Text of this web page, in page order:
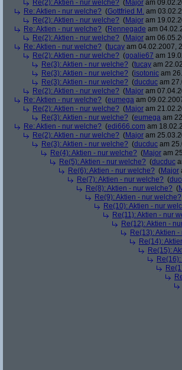
Re(2): Aktien - nur welche? (Major am
Re: Aktien - nur welche? (Gottfried M. am
Re(2): Aktien - nur welche? (Major am
Re: Aktien - nur welche? (Rennegade am
Re(2): Aktien - nur welche? (Major am
Re: Aktien - nur welche? (tucay am 04.02.2007,
Re(2): Aktien - nur welche? (goalie67 am
Re(3): Aktien - nur welche? (tucay am
Re(3): Aktien - nur welche? (isotonic am
Re(3): Aktien - nur welche? (ducduc am
Re(2): Aktien - nur welche? (Major am
Re: Aktien - nur welche? (eumega am
Re(2): Aktien - nur welche? (Major am
Re(3): Aktien - nur welche? (eumega am
Re: Aktien - nur welche? (edi666.com am
Re(2): Aktien - nur welche? (Major am
Re(3): Aktien - nur welche? (ducduc am
Re(4): Aktien - nur welche? (Major am
Re(5): Aktien - nur welche? (ducduc
Re(6): Aktien - nur welche? (Major
Re(7): Aktien - nur welche? (
Re(8): Aktien - nur welche? (
Re(9): Aktien - nur welche?
Re(10): Aktien - nur
Re(11): Aktien - nur
Re(12): Aktien -
Re(13): Aktien
Re(14):
Re(15):